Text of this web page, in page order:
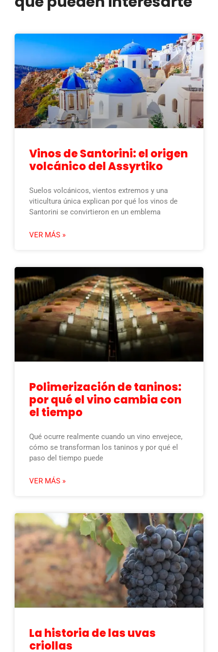
Vinos de Santorini: el origen
volcánico del Assyrtiko
Suelos volcánicos, vientos extremos y una
viticultura única explican por qué los vinos de
Santorini se convirtieron en un emblema
VER MÁS »
Polimerización de taninos:
por qué el vino cambia con
el tiempo
Qué ocurre realmente cuando un vino envejece,
cómo se transforman los taninos y por qué el
paso del tiempo puede
VER MÁS »
La historia de las uvas
criollas